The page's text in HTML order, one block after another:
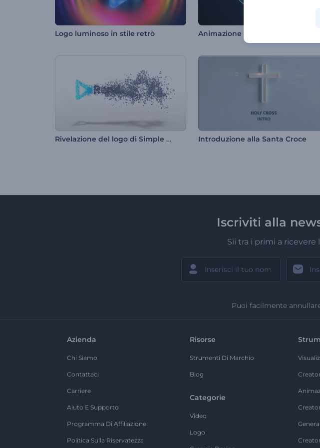
Logo luminoso in stile retrò
Rivelazione del logo di Simple Particles Introduzione alla Santa Croce
Iscriviti alla
Sii tra i primi a
Puoi facilmente
Azienda
Chi Siamo
Contattaci
Carriere
Aiuto E Supporto
Programma Di Affiliazione
Politica Sulla Riservatezza
Risorse
Strumenti Di Marchio
Blog
Categorie
Video
Logo